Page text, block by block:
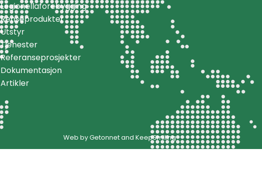
Legionellaforebygging
Renseprodukter
Utstyr
Tjenester
Referanseprosjekter
Dokumentasjon
Artikler
Web byGetonnetand KeepSmiling